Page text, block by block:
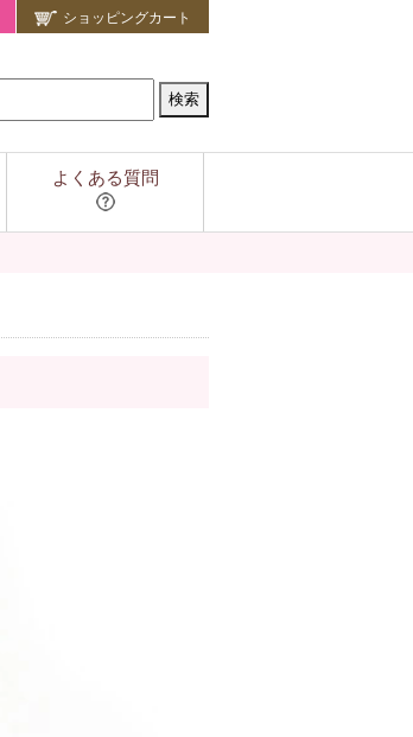
ショッピングカート
よくある質問